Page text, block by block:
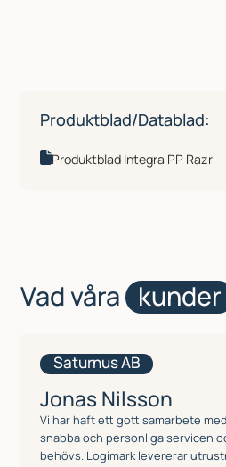
Produktblad/Datablad:
Produktblad Integra PP Razr
Vad våra kunder